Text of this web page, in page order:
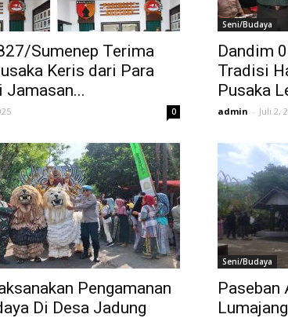
Sumenep Terima
Keris dari Para
Jamasan...
0
Seni/Budaya
Dandim
Tradisi
Pusaka
admin - Juli 2,
Pengamanan
Di Desa Jadung
Seni/Budaya
Paseban